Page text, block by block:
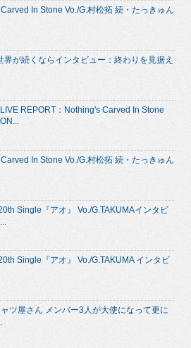
Carved In Stone Vo./G.村松拓 続・たっきゅん
界が続くならインタビュー：終わりを見据え
REPORT：Nothing's Carved In Stone
Carved In Stone Vo./G.村松拓 続・たっきゅん
Single『アオ』 Vo./G.TAKUMAインタビ
Single『アオ』 Vo./G.TAKUMA インタビ
ツ屋さん メンバー3人が大使になって更に